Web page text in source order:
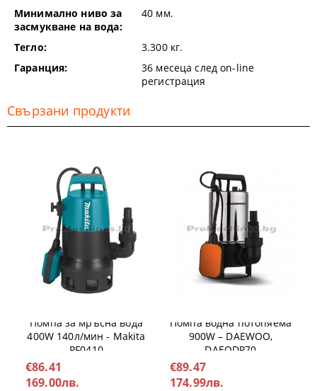
Минимално ниво за
засмукване на вода:
40 мм.
Тегло: 3.300 кг.
Гаранция:
36 месеца след on-line
регистрация
Свързани продукти
Помпа за мръсна вода
400W 140л/мин - Makita
PF0410
€86.41
169.00лв.
Помпа водна потопяема
900W – DAEWOO,
DAEQDP70
€89.47
174.99лв.